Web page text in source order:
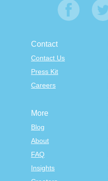
Contact
Contact Us
Press Kit
Careers
More
Blog
About
FAQ
Insights